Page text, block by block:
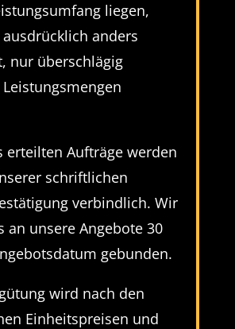
liegen,
anders
nur überschlägig
erteilten Aufträge werden
schriftlichen
verbindlich. Wir
an unsere Angebote 30
gebunden.
wird nach den
Einheitspreisen und